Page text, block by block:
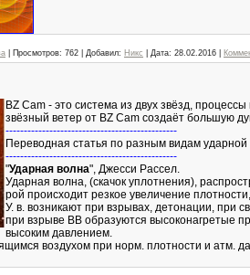
Просмотров: 762 Добавил: Никс Дата: 28.02.2016
BZ Cam - это система из двух звёзд,
звёзный ветер от BZ Cam создаёт большую
-----------------------------------------------
Переводная статья по разным видам
-----------------------------------------------
"Ударная волна", Джесси Рассел.
Ударная волна, (скачок уплотнения),
рой происходит резкое увеличение
У. в. возникают при взрывах, детонации, при
при взрыве ВВ образуются высоконагретые
высоким давлением.
воздухом при норм. плотности и атм.